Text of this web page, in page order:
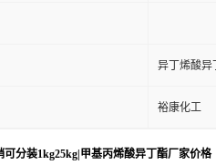
异丁烯酸异
裕康化工
分装1kg25kg|甲基丙烯酸异丁酯厂家价格